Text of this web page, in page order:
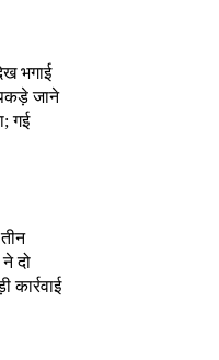
भगाई
जाने
गई
दो